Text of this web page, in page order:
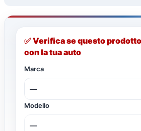
✅ Verifica se questo
con la tua auto
Marca
Modello